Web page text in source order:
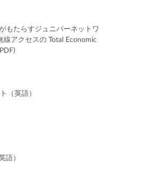
もたらすジュニパーネットワ
線アクセスの Total Economic
（英語）
語）